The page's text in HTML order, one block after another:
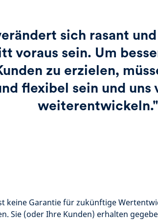
sich rasant
voraus sein. Um
zu erzielen,
flexibel sein und uns
weiterentwickeln."
keine Garantie für zukünftige
Sie (oder Ihre Kunden) erhalten